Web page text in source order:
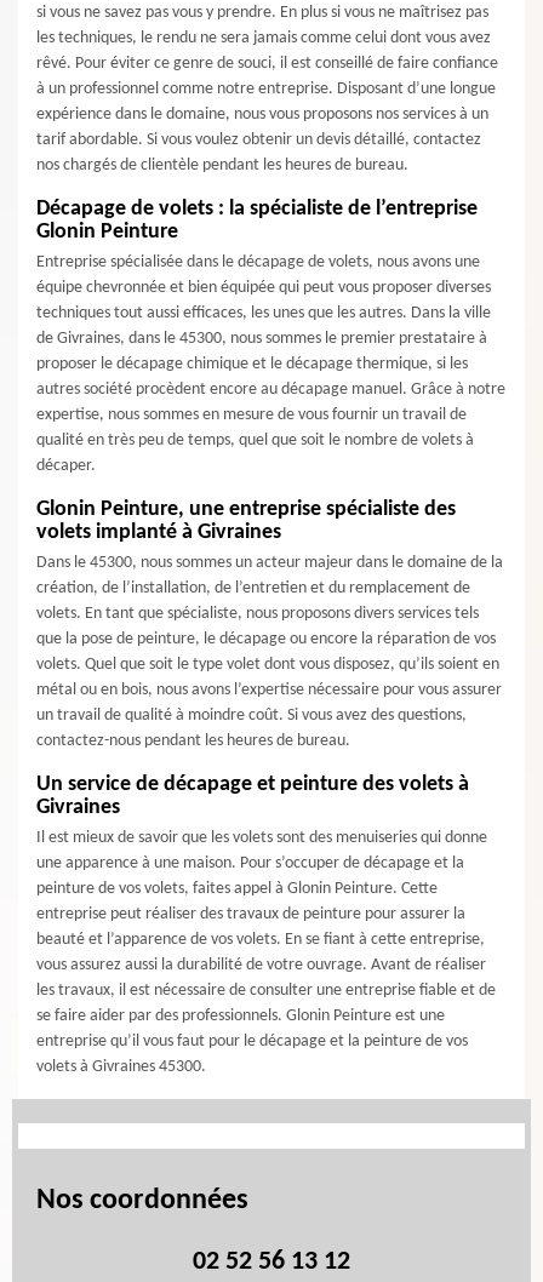
si vous ne savez pas vous y prendre. En plus si vous ne maîtrisez pas
les techniques, le rendu ne sera jamais comme celui dont vous avez
rêvé. Pour éviter ce genre de souci, il est conseillé de faire confiance
à un professionnel comme notre entreprise. Disposant d’une longue
expérience dans le domaine, nous vous proposons nos services à un
tarif abordable. Si vous voulez obtenir un devis détaillé, contactez
nos chargés de clientèle pendant les heures de bureau.
Décapage de volets : la spécialiste de l’entreprise
Glonin Peinture
Entreprise spécialisée dans le décapage de volets, nous avons une
équipe chevronnée et bien équipée qui peut vous proposer diverses
techniques tout aussi efficaces, les unes que les autres. Dans la ville
de Givraines, dans le 45300, nous sommes le premier prestataire à
proposer le décapage chimique et le décapage thermique, si les
autres société procèdent encore au décapage manuel. Grâce à notre
expertise, nous sommes en mesure de vous fournir un travail de
qualité en très peu de temps, quel que soit le nombre de volets à
décaper.
Glonin Peinture, une entreprise spécialiste des
volets implanté à Givraines
Dans le 45300, nous sommes un acteur majeur dans le domaine de la
création, de l’installation, de l’entretien et du remplacement de
volets. En tant que spécialiste, nous proposons divers services tels
que la pose de peinture, le décapage ou encore la réparation de vos
volets. Quel que soit le type volet dont vous disposez, qu’ils soient en
métal ou en bois, nous avons l’expertise nécessaire pour vous assurer
un travail de qualité à moindre coût. Si vous avez des questions,
contactez-nous pendant les heures de bureau.
Un service de décapage et peinture des volets à
Givraines
Il est mieux de savoir que les volets sont des menuiseries qui donne
une apparence à une maison. Pour s’occuper de décapage et la
peinture de vos volets, faites appel à Glonin Peinture. Cette
entreprise peut réaliser des travaux de peinture pour assurer la
beauté et l’apparence de vos volets. En se fiant à cette entreprise,
vous assurez aussi la durabilité de votre ouvrage. Avant de réaliser
les travaux, il est nécessaire de consulter une entreprise fiable et de
se faire aider par des professionnels. Glonin Peinture est une
entreprise qu’il vous faut pour le décapage et la peinture de vos
volets à Givraines 45300.
Nos coordonnées
02 52 56 13 12